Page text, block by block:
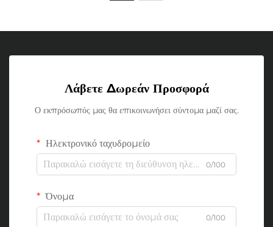
Λάβετε Δωρεάν Προσφορά
Ο εκπρόσωπός μας θα επικοινωνήσει σύντομα μαζί σας.
Ηλεκτρονικό ταχυδρομείο
0/100
Όνομα
0/100